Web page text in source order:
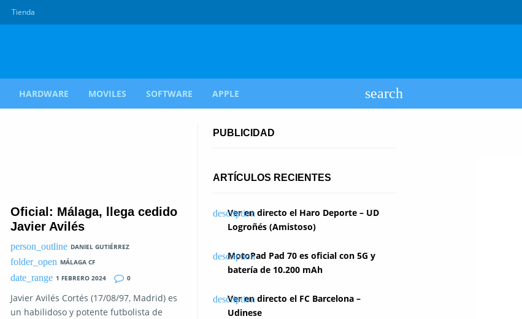
Tienda
HARDWARE MOVILES SOFTWARE APPLE
Oficial: Málaga, llega cedido
Javier Avilés
DANIEL GUTIÉRREZ
MÁLAGA CF
1 FEBRERO 2024
0
Javier Avilés Cortés (17/08/97, Madrid) es
un habilidoso y potente futbolista de
PUBLICIDAD
ARTÍCULOS RECIENTES
Ver en directo el Haro Deporte – UD
Logroñés (Amistoso)
MotoPad Pad 70 es oficial con 5G y
batería de 10.200 mAh
Ver en directo el FC Barcelona –
Udinese